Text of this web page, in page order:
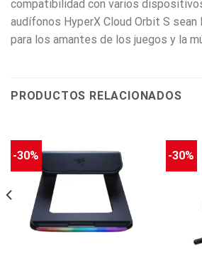
compatibilidad con varios
audífonos HyperX Cloud Orbit S
para los amantes de los juegos y la
PRODUCTOS RELACIONADOS
-30% -30%